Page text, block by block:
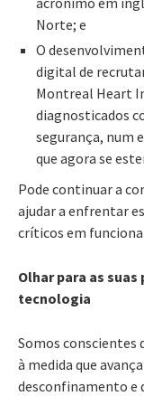
Norte; e
O
digital de
Montreal Heart
diagnosticados
segurança, num
que agora se
Pode continuar a
ajudar a enfrentar
críticos em
Olhar para as
tecnologia
Somos conscientes
à medida que
desconfinamento e